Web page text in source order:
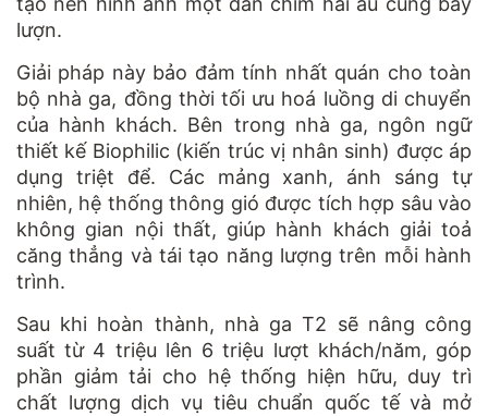
lượn.
Giải pháp này bảo đảm tính nhất quán cho toàn
bộ nhà ga, đồng thời tối ưu hoá luồng di chuyển
của hành khách. Bên trong nhà ga, ngôn ngữ
thiết kế Biophilic (kiến trúc vị nhân sinh) được áp
dụng triệt để. Các mảng xanh, ánh sáng tự
nhiên, hệ thống thông gió được tích hợp sâu vào
không gian nội thất, giúp hành khách giải toả
căng thẳng và tái tạo năng lượng trên mỗi hành
trình.
Sau khi hoàn thành, nhà ga T2 sẽ nâng công
suất từ 4 triệu lên 6 triệu lượt khách/năm, góp
phần giảm tải cho hệ thống hiện hữu, duy trì
chất lượng dịch vụ tiêu chuẩn quốc tế và mở